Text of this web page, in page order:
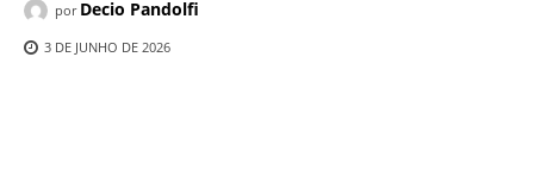
por Decio Pandolfi
3 DE JUNHO DE 2026